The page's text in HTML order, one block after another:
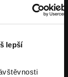
lepší
infolinky